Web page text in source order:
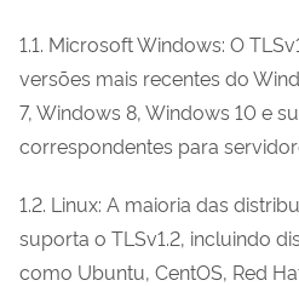
1.1. Microsoft Windows: O
versões mais recentes do
7, Windows 8, Windows 10 e
correspondentes para
1.2. Linux: A maioria das
suporta o TLSv1.2, incluindo
como Ubuntu, CentOS, Red